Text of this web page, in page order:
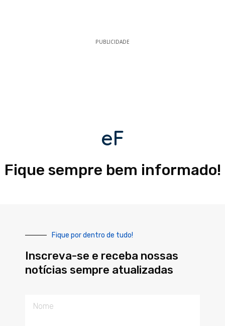
PUBLICIDADE
eF
Fique sempre bem informado!
Fique por dentro de tudo!
Inscreva-se e receba nossas
notícias sempre atualizadas